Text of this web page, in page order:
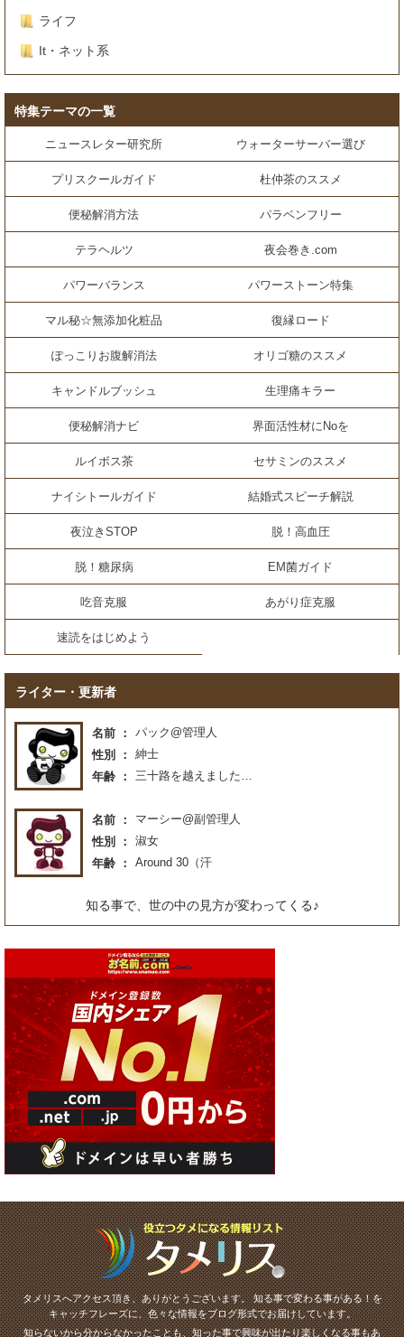
ライフ
It・ネット系
特集テーマの一覧
ニュースレター研究所 ウォーターサーバー選び
プリスクールガイド 杜仲茶のススメ
便秘解消方法 パラベンフリー
テラヘルツ 夜会巻き.com
パワーバランス パワーストーン特集
マル秘☆無添加化粧品 復縁ロード
ぽっこりお腹解消法 オリゴ糖のススメ
キャンドルブッシュ 生理痛キラー
便秘解消ナビ 界面活性材にNoを
ルイボス茶 セサミンのススメ
ナイシトールガイド 結婚式スピーチ解説
夜泣きSTOP 脱！高血圧
脱！糖尿病 EM菌ガイド
吃音克服 あがり症克服
速読をはじめよう
ライター・更新者
名前
パック@管理人
性別
紳士
年齢
三十路を越えました…
名前
マーシー@副管理人
性別
淑女
年齢
Around 30（汗
知る事で、世の中の見方が変わってくる♪
タメリスへアクセス頂き、ありがとうございます。知る事で変わる事がある！を
キャッチフレーズに、色々な情報をブログ形式でお届けしています。
知らないから分からなかったことも、知った事で興味が出たり楽しくなる事もあ